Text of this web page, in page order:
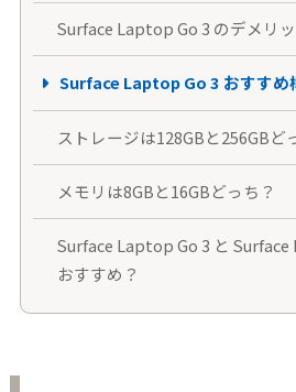
Surface Laptop Go 3 のデメリ
Surface Laptop Go 3 おすすめ
ストレージは128GBと256GBど
メモリは8GBと16GBどっち？
Surface Laptop Go 3 と
おすすめ？